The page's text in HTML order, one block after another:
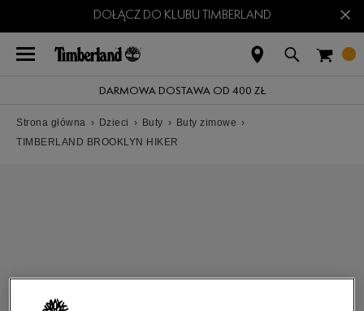
DOŁĄCZ DO KLUBU TIMBERLAND ×
DARMOWA DOSTAWA OD 400 ZŁ
Strona główna › Dzieci › Buty › Buty zimowe ›
TIMBERLAND BROOKLYN HIKER